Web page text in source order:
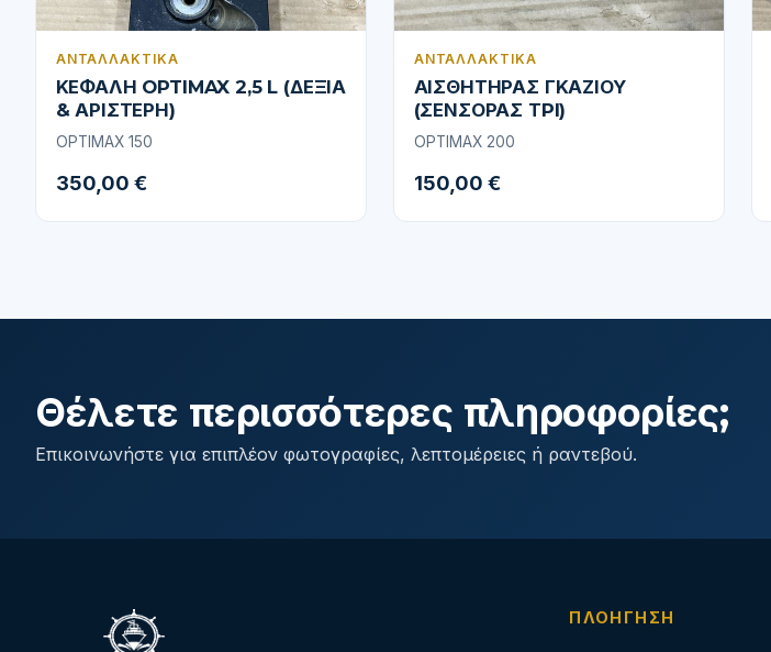
ΑΝΤΑΛΛΑΚΤΙΚΆ
ΚΕΦΑΛΗ OPTIMAX 2,5 L (ΔΕΞΙΑ
& ΑΡΙΣΤΕΡΗ)
OPTIMAX 150
350,00 €
ΑΝΤΑΛΛΑΚΤΙΚΆ
ΑΙΣΘΗΤΗΡΑΣ ΓΚΑΖΙΟΥ
(ΣΕΝΣΟΡΑΣ ΤPI)
OPTIMAX 200
150,00 €
Θέλετε περισσότερες πληροφορίες;
Επικοινωνήστε για επιπλέον φωτογραφίες, λεπτομέρειες ή ραντεβού.
ΠΛΟΉΓΗΣΗ